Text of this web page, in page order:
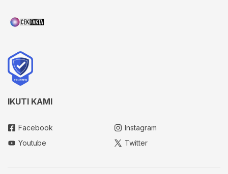
IKUTI KAMI
Facebook
Instagram
Youtube
Twitter